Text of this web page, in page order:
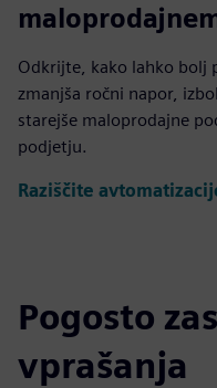
Odkrijte, kako lahko bolj
zmanjša ročni napor,
starejše maloprodajne
podjetju.
Raziščite
Pogosto
vprašanja